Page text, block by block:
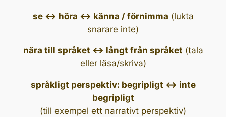
se <-> höra <-> känna / förnimma (lukta
snarare inte)
nära till språket <-> långt från språket (tala
eller läsa/skriva)
språkligt perspektiv: begripligt <-> inte
begripligt
(till exempel ett narrativt perspektiv)